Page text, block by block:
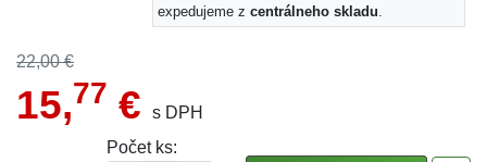
expedujeme z centrálneho skladu
22,00 €
15,77 €
s DPH
Počet ks: